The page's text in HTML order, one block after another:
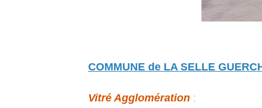
COMMUNE de LA SELLE
Vitré Agglomération :